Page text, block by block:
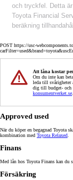
och tryckfel. Detta
Toyota Financial
beräkning
POST https://usc-
Att låna kostar
Om du inte kan
leda till svårigheter
dig till budget- och
konsumentverket.se
Approved used
När du köper en begagnad Toyota
kombination med Toyota Relaxed
Finans
Med lån hos Toyota Finans kan du
Försäkring